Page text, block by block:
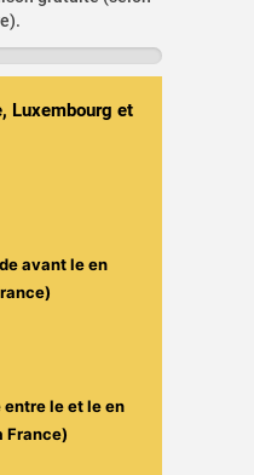
Luxembourg et
avant leen
entre leet leen
France)